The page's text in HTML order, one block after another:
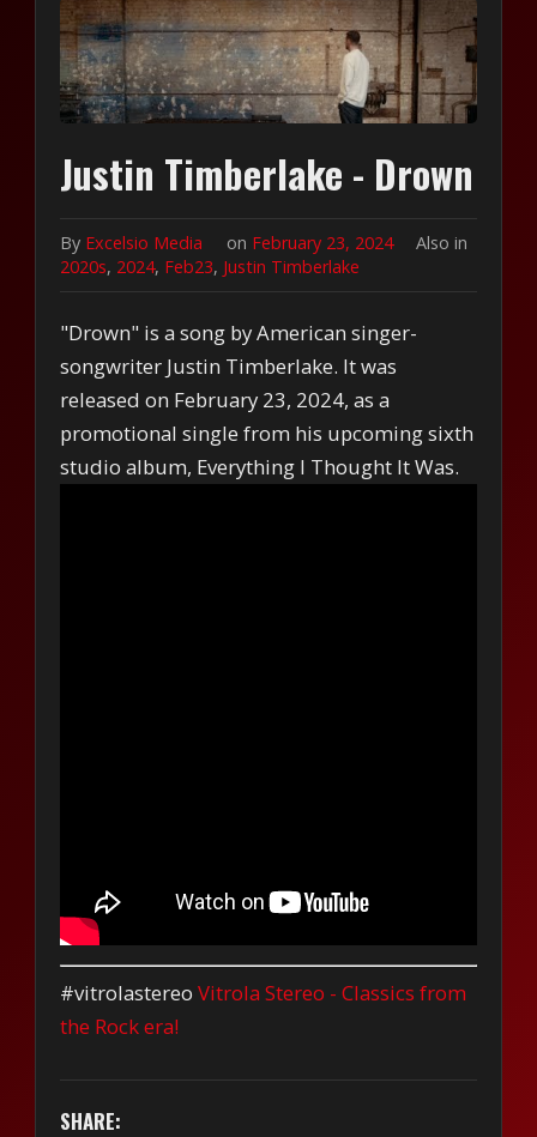
Justin Timberlake - Drown
By Excelsio Media on February 23, 2024
Also in
2020s, 2024, Feb23, Justin Timberlake
"Drown" is a song by American singer-
songwriter Justin Timberlake. It was
released on February 23, 2024, as a
promotional single from his upcoming sixth
studio album, Everything I Thought It Was.
#vitrolastereoVitrola Stereo - Classics from
the Rock era!
SHARE: